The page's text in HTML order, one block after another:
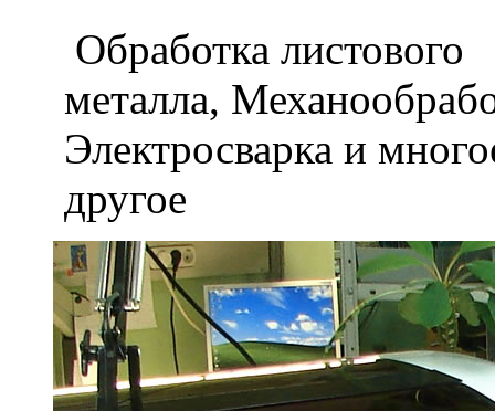
Обработка листового
металла,
Электросварка и
другое